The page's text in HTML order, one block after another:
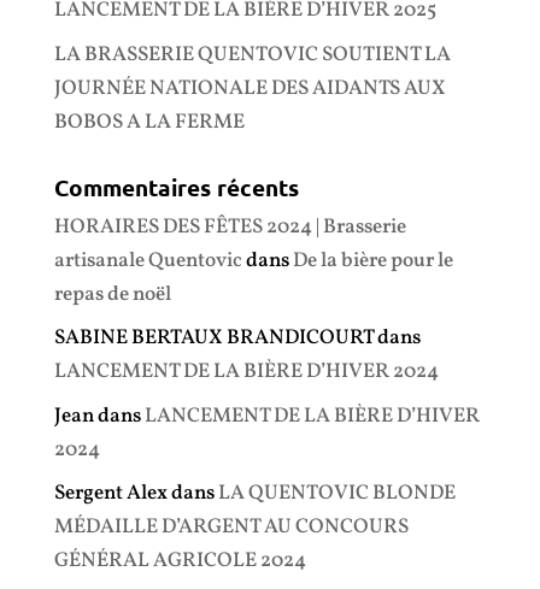
LANCEMENT DE LA BIÈRE D’HIVER 2025
LA BRASSERIE QUENTOVIC SOUTIENT LA
JOURNÉE NATIONALE DES AIDANTS AUX
BOBOS A LA FERME
Commentaires récents
HORAIRES DES FÊTES 2024 | Brasserie
artisanale QuentovicdansDe la bière pour le
repas de noël
SABINE BERTAUX BRANDICOURTdans
LANCEMENT DE LA BIÈRE D’HIVER 2024
JeandansLANCEMENT DE LA BIÈRE D’HIVER
2024
Sergent AlexdansLA QUENTOVIC BLONDE
MÉDAILLE D’ARGENT AU CONCOURS
GÉNÉRAL AGRICOLE 2024